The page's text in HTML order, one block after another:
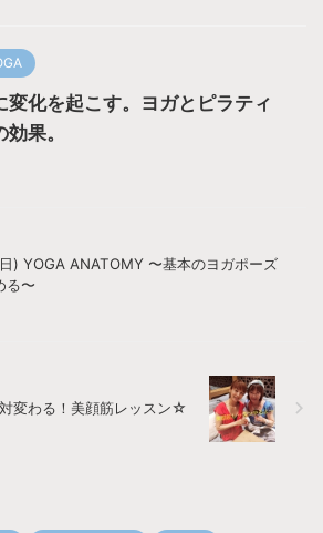
変化を起こす。ヨガとピラティ
効果。
) YOGA ANATOMY 〜基本のヨガポーズ
る〜
変わる！美顔筋レッスン☆